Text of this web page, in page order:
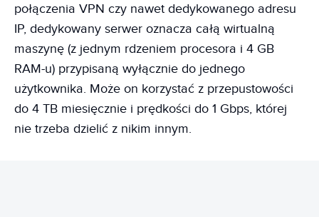
połączenia VPN czy nawet dedykowanego adresu
IP, dedykowany serwer oznacza całą wirtualną
maszynę (z jednym rdzeniem procesora i 4 GB
RAM-u) przypisaną wyłącznie do jednego
użytkownika. Może on korzystać z przepustowości
do 4 TB miesięcznie i prędkości do 1 Gbps, której
nie trzeba dzielić z nikim innym.